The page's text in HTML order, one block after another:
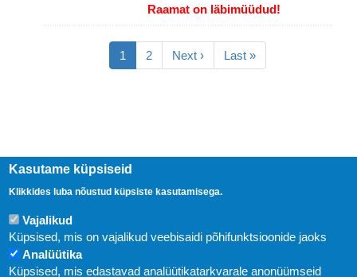
Raamat on läbimüüdud!
Pagination
Eesolev
leht
1 Lehekülg
2
Järgmine
leht
Next ›
Viimane
leht
Last »
Uudised
Kasutame küpsiseid
Klikkides luba nõustud küpsiste kasutamisega.
Vajalikud
Küpsised, mis on vajalikud veebisaidi põhifunktsioonide jaoks
Analüütika
Küpsised, mis edastavad analüütikatarkvarale anonüümseid